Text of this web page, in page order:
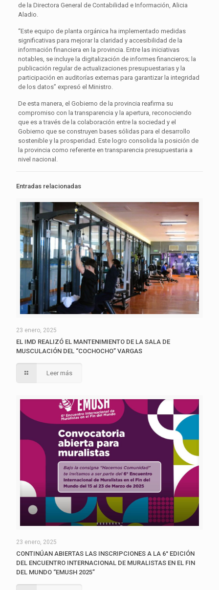
de la Directora General de Contabilidad e Información, Alicia
Aladio.
“Este equipo de planta orgánica ha implementado medidas
significativas para mejorar la claridad y accesibilidad de la
información financiera en la provincia. Entre las iniciativas
notables, se incluye la digitalización de informes financieros; la
publicación regular de actualizaciones presupuestarias y la
participación en auditorías externas para garantizar la integridad
de los datos” expresó el Ministro.
De esta manera, el Gobierno de la provincia reafirma su
compromiso con la transparencia y la apertura, reconociendo
que es a través de la colaboración entre la sociedad y el
Gobierno que se construyen bases sólidas para el desarrollo
sostenible y la prosperidad. Este logro consolida la posición de
la provincia como referente en transparencia presupuestaria a
nivel nacional.
Entradas relacionadas
23 enero, 2025
EL IMD REALIZÓ EL MANTENIMIENTO DE LA SALA DE
MUSCULACIÓN DEL “COCHOCHO” VARGAS
Leer más
23 enero, 2025
CONTINÚAN ABIERTAS LAS INSCRIPCIONES A LA 6° EDICIÓN
DEL ENCUENTRO INTERNACIONAL DE MURALISTAS EN EL FIN
DEL MUNDO “EMUSH 2025”